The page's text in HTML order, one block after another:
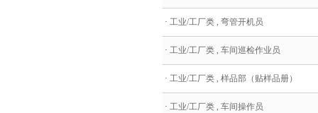
· 工业/工厂类 , 弯管开机员
· 工业/工厂类 , 车间巡检作业员
· 工业/工厂类 , 样品部（贴样品册）
· 工业/工厂类 , 车间操作员